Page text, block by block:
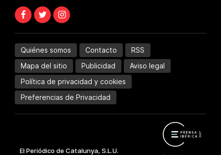
Quiénes somos Contacto
RSS
Mapa del sitio
Publicidad
Aviso legal
Política de privacidad y cookies
Preferencias de Privacidad